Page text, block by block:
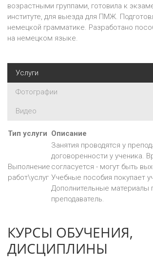
возрастными группами, готовила к
институте, для выезда для ПМЖ.
немецкой грамматике. Разработано
на немецком языке.
Услуги
Фотографии
Видео
Тип услуги Описание
Выполнение
работ\услуг
Занятия проводятся у
договоренности у ученика.
согласуется - могут быть
Учебные пособия покупает
Дополнительные материалы
преподаватель.
КУРСЫ ОБУЧЕНИЯ,
ДИСЦИПЛИНЫ